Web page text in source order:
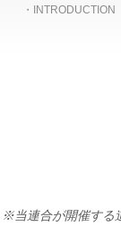
INTRODUCTION
※当連合が開催する